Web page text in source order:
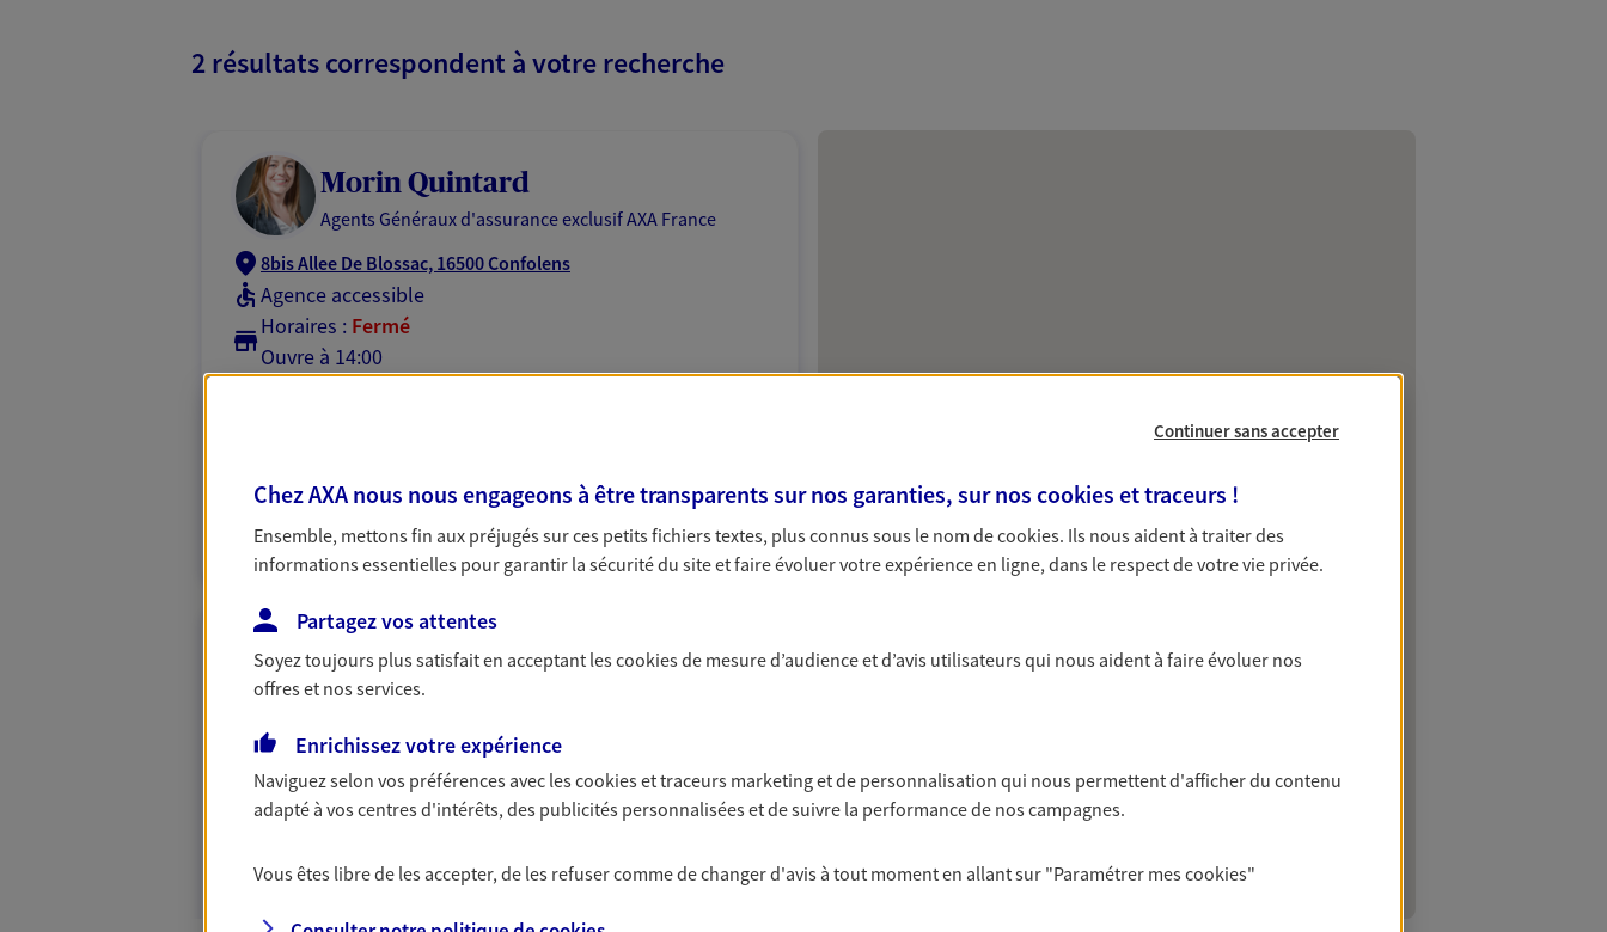
2 résultats correspondent à votre recherche
Morin Quintard
Agents Généraux d'assurance exclusif AXA France
8bis Allee De Blossac, 16500 Confolens
Agence accessible
Horaires : Fermé
Ouvre à 14:00
N° Orias * (orias.fr) : EI QUINTARD MARINA (23003213); EI MORIN FLORENT
(23002218)
Desachy Desachy
Agents Généraux d'assurance exclusif AXA France
5 Place De La Liberte, 16500 Confolens
Agence accessible
Horaires : Fermé
Continuer sans accepter
Chez AXA nous nous engageons à être transparents sur nos garanties, sur nos cookies et traceurs !
Ensemble, mettons fin aux préjugés sur ces petits fichiers textes, plus connus sous le nom decookies. Ils nous aident à traiter des
informations essentielles pour garantir la sécurité du site et faire évoluer votre expérience en ligne, dans le respect de votre vie privée.
Partagez vos attentes
Soyez toujours plus satisfait en acceptant lescookiesde mesure d’audience et d’avis utilisateurs qui nous aident à faire évoluer nos
offres et nos services.
Enrichissez votre expérience
Naviguez selon vos préférences avec lescookies et traceurs marketing et de personnalisation qui nous permettent d'afficher du contenu
adapté à vos centres d'intérêts, des publicités personnalisées et de suivre la performance de nos campagnes.
Vous êtes libre de les accepter, de les refuser comme de changer d'avis à tout moment en allant sur "Paramétrer mescookies"